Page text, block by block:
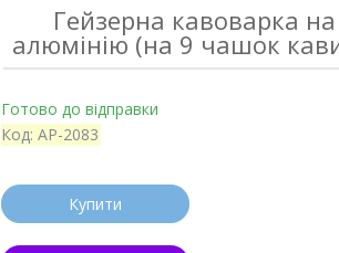
Гейзерна кавоварка
алюмінію (на 9 чашок
Готово до відправки
Код: AP-2083
Купити